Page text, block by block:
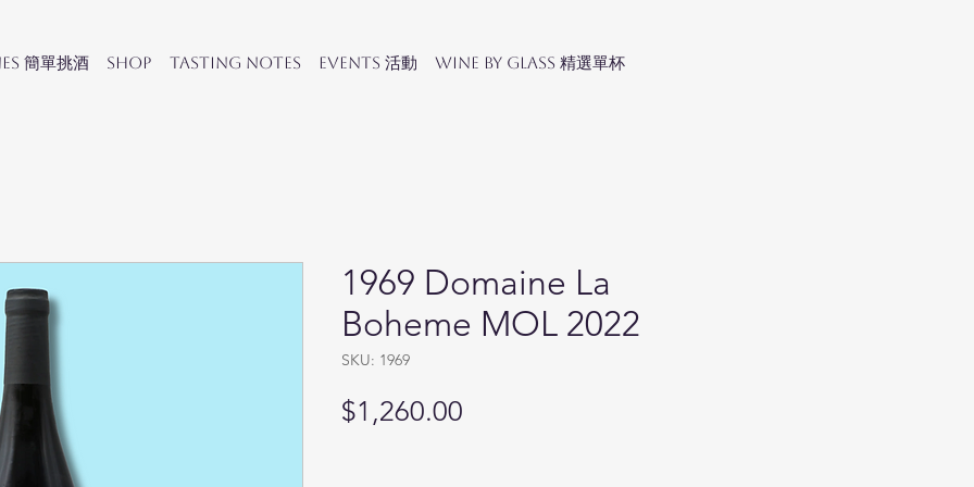
簡單挑酒 SHOP Tasting Notes Events 活動 Wine by Glass 精選單杯
1969 Domaine La
Boheme MOL 2022
SKU: 1969
$1,260.00